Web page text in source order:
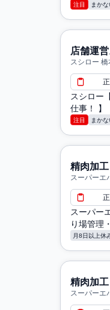
注目 まか
店舗運
スシロー
スシロー
仕事！ 】
注目 まか
精肉加
スーパーエ
スーパー
り場管理
月8日以上休
精肉加
スーパーエ